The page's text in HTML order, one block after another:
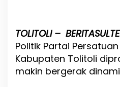
n
d
o
M
o
TOLITOLI –
Politik Partai
Kabupaten Tolitoli
makin bergerak